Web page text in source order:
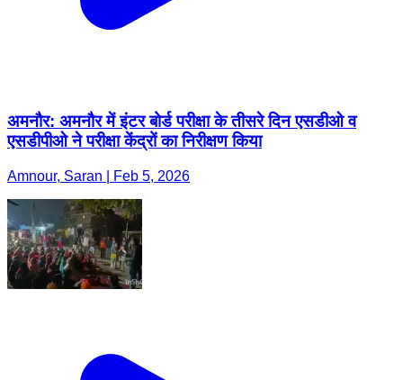
अमनौर: अमनौर में इंटर बोर्ड परीक्षा के तीसरे दिन एसडीओ व
एसडीपीओ ने परीक्षा केंद्रों का निरीक्षण किया
Amnour, Saran | Feb 5, 2026